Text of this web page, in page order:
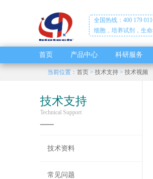
全国热线：400 179
细胞，培养试剂，生
首页 产品中心 科研服务
当前位置： 首页 > 技术支持 > 技术视频
技术支持
Technical Support
技术资料
常见问题